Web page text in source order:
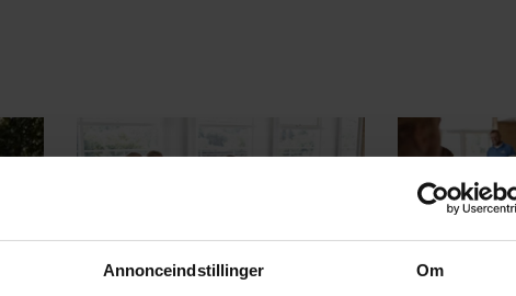
Annonceindstillinger Om